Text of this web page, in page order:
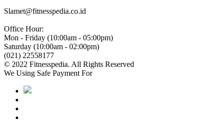
Slamet@fitnesspedia.co.id
Office Hour:
Mon - Friday (10:00am - 05:00pm)
Saturday (10:00am - 02:00pm)
(021) 22558177
© 2022 Fitnesspedia. All Rights Reserved
We Using Safe Payment For